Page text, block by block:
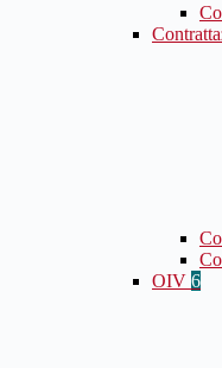
OIV 6